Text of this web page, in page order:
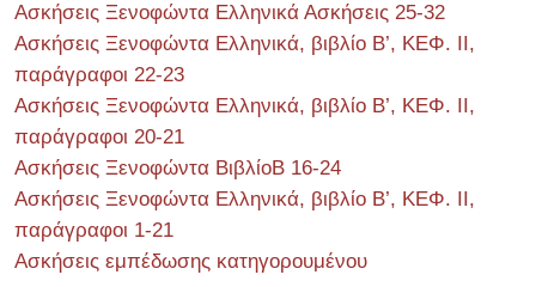
Ασκήσεις Ξενοφώντα Ελληνικά Ασκήσεις 25-32
Ασκήσεις Ξενοφώντα Ελληνικά, βιβλίο Β’, ΚΕΦ. II,
παράγραφοι 22-23
Ασκήσεις Ξενοφώντα Ελληνικά, βιβλίο Β’, ΚΕΦ. II,
παράγραφοι 20-21
Ασκήσεις Ξενοφώντα ΒιβλίοΒ 16-24
Ασκήσεις Ξενοφώντα Ελληνικά, βιβλίο Β’, ΚΕΦ. II,
παράγραφοι 1-21
Ασκήσεις εμπέδωσης κατηγορουμένου